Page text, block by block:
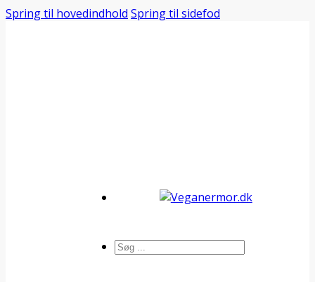
Spring til hovedindhold Spring til sidefod
Søg